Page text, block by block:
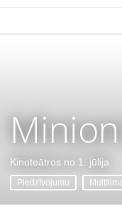
Kinoteātros no 1. jūlija
Piedzīvojumu